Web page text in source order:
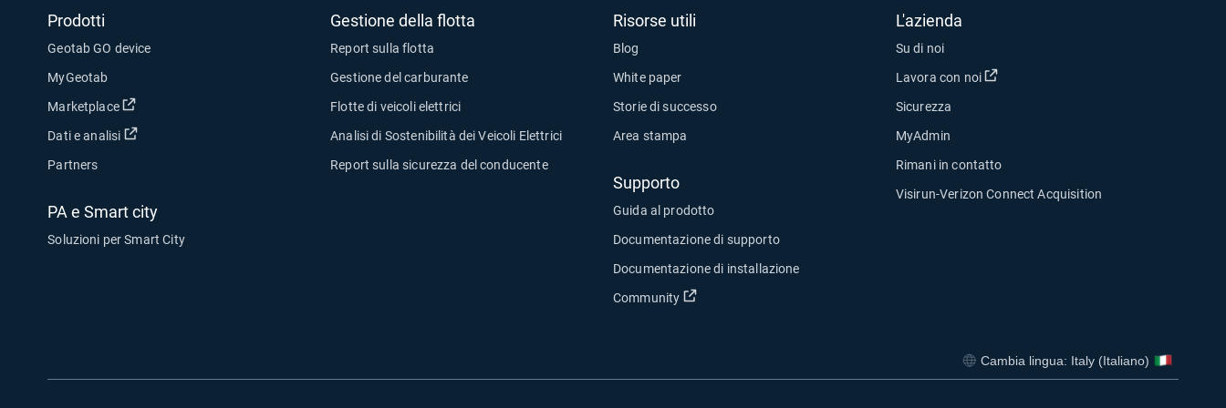
Prodotti
Geotab GO device
MyGeotab
Marketplace
Apri in una nuova finestra
Dati e analisi Apri in una nuova finestra
Partners
PA e Smart city
Soluzioni per Smart City
Gestione della flotta
Report sulla flotta
Gestione del carburante
Flotte di veicoli elettrici
Analisi di Sostenibilità dei Veicoli Elettrici
Report sulla sicurezza del conducente
Risorse utili
Blog
White paper
Storie di successo
Area stampa
Supporto
Guida al prodotto
Documentazione di supporto
Documentazione di installazione
Community
Apri in una nuova finestra
L'azienda
Su di noi
Lavora con noi
Apri in una nuova finestra
Sicurezza
MyAdmin
Rimani in contatto
Visirun-Verizon Connect Acquisition
Cambia lingua: Italy (Italiano)